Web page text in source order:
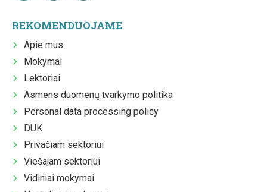
REKOMENDUOJAME
Apie mus
Mokymai
Lektoriai
Asmens duomenų tvarkymo politika
Personal data processing policy
DUK
Privačiam sektoriui
Viešajam sektoriui
Vidiniai mokymai